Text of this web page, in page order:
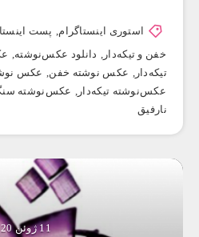
استوری اینستاگرام پست
خفن و تیکه‌دار
دانلود عکس‌نوشته
تیکه‌دار
عکس نوشته خفن عکس
عکس‌نوشته تیکه‌دار
عکس‌نوشته
نارفیق
11 ژوئن 2020